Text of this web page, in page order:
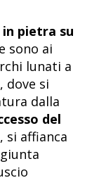
pietra su
sono ai
lunati a
dove si
dalla
del
si affianca